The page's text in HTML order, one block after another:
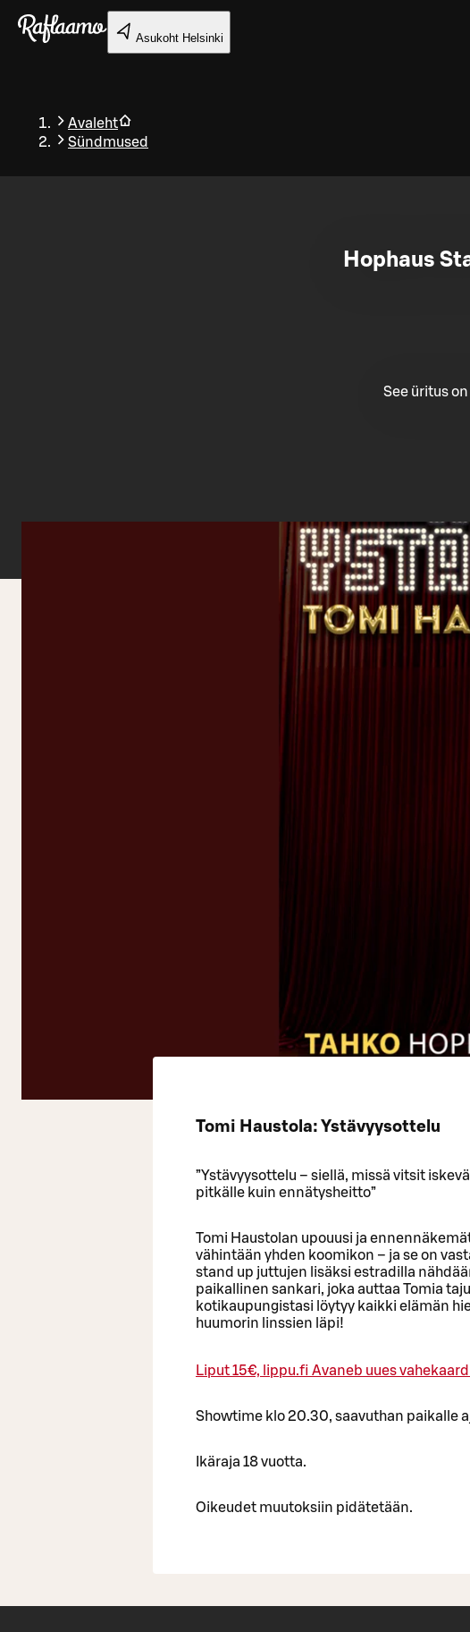
Liigu peamise sisu juurde
Asukoht Helsinki
Avaleht
Sündmused
Tagasi
Hophaus
See üritus
Tomi Haustola: Ystävyysottelu
”Ystävyysottelu – siellä, missä vitsit
pitkälle kuin ennätysheitto”
Tomi Haustolan upouusi ja
vähintään yhden koomikon – ja se on
stand up juttujen lisäksi estradilla
paikallinen sankari, joka auttaa Tomia
kotikaupungistasi löytyy kaikki elämän
huumorin linssien läpi!
Liput 15€, lippu.fi Avaneb uues
Showtime klo 20.30, saavuthan paikalle
Ikäraja 18 vuotta.
Oikeudet muutoksiin pidätetään.